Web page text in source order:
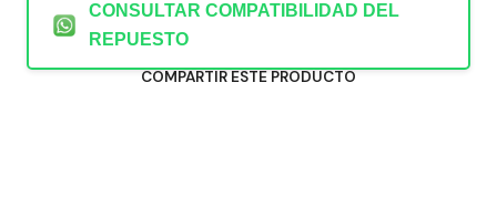
CONSULTAR COMPATIBILIDAD DEL
REPUESTO
COMPARTIR ESTE PRODUCTO